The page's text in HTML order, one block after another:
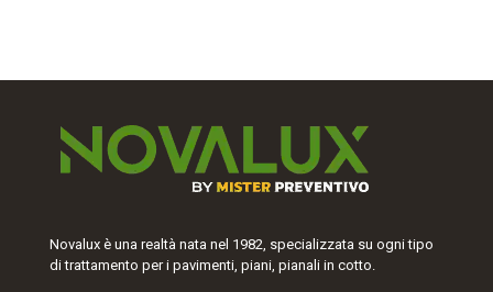
Novalux è una realtà nata nel 1982, specializzata su ogni tipo
di trattamento per i pavimenti, piani, pianali in cotto.